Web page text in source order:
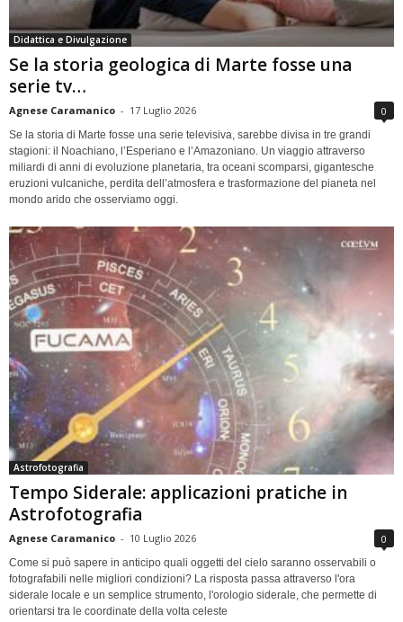
Didattica e Divulgazione
Se la storia geologica di Marte fosse una
serie tv…
Agnese Caramanico - 17 Luglio 2026 0
Se la storia di Marte fosse una serie televisiva, sarebbe divisa in tre grandi
stagioni: il Noachiano, l’Esperiano e l’Amazoniano. Un viaggio attraverso
miliardi di anni di evoluzione planetaria, tra oceani scomparsi, gigantesche
eruzioni vulcaniche, perdita dell’atmosfera e trasformazione del pianeta nel
mondo arido che osserviamo oggi.
Astrofotografia
Tempo Siderale: applicazioni pratiche in
Astrofotografia
Agnese Caramanico - 10 Luglio 2026 0
Come si può sapere in anticipo quali oggetti del cielo saranno osservabili o
fotografabili nelle migliori condizioni? La risposta passa attraverso l'ora
siderale locale e un semplice strumento, l'orologio siderale, che permette di
orientarsi tra le coordinate della volta celeste